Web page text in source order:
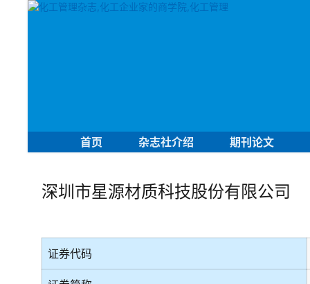
首页 杂志社介绍 期刊论文
深圳市星源材质科技股份有限公司
证券代码